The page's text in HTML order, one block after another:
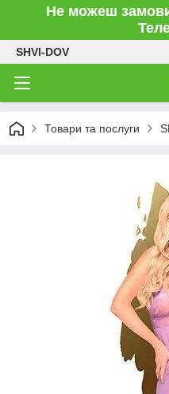
Не можеш
SHVI-DOV
Товари та послуги